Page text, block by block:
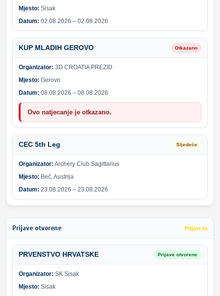
Mjesto: Sisak
Datum: 02.08.2026 – 02.08.2026
KUP MLADIH GEROVO Otkazano
Organizator: 3D CROATIA PREZID
Mjesto: Gerovo
Datum: 08.08.2026 – 08.08.2026
Ovo natjecanje je otkazano.
CEC 5th Leg Sljedeće
Organizator: Archery Club Sagittarius
Mjesto: Beč, Austrija
Datum: 23.08.2026 – 23.08.2026
Prijave otvorene Prijavi se
PRVENSTVO HRVATSKE Prijave otvorene
Organizator: SK Sisak
Mjesto: Sisak